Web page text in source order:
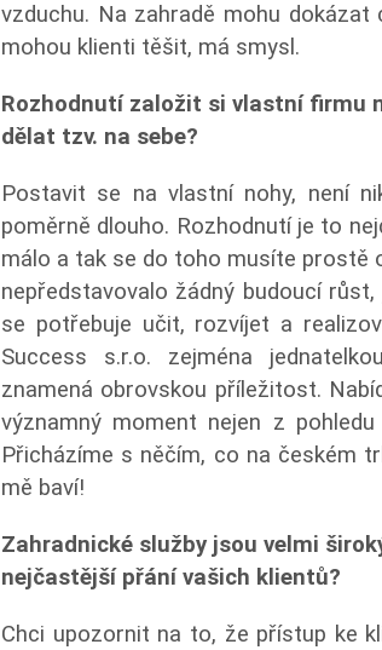
vzduchu. Na zahradě mohu
mohou klienti těšit, má smysl.
Rozhodnutí založit si vlastní firmu
dělat tzv. na sebe?
Postavit se na vlastní nohy, není
poměrně dlouho. Rozhodnutí je to
málo a tak se do toho musíte prostě
nepředstavovalo žádný budoucí
se potřebuje učit, rozvíjet a
Success s.r.o. zejména
znamená obrovskou příležitost.
významný moment nejen z
Přicházíme s něčím, co na českém
mě baví!
Zahradnické služby jsou velmi
nejčastější přání vašich klientů?
Chci upozornit na to, že přístup ke